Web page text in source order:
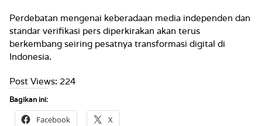
Perdebatan mengenai keberadaan media independen dan
standar verifikasi pers diperkirakan akan terus
berkembang seiring pesatnya transformasi digital di
Indonesia.
Post Views: 224
Bagikan ini:
Facebook X